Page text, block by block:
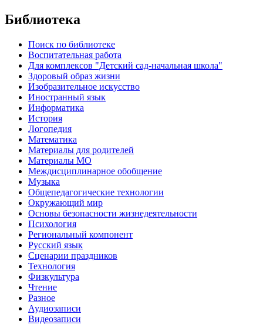
Библиотека
Поиск по библиотеке
Воспитательная работа
Для комплексов "Детский сад-начальная школа"
Здоровый образ жизни
Изобразительное искусство
Иностранный язык
Информатика
История
Логопедия
Математика
Материалы для родителей
Материалы МО
Междисциплинарное обобщение
Музыка
Общепедагогические технологии
Окружающий мир
Основы безопасности жизнедеятельности
Психология
Региональный компонент
Русский язык
Сценарии праздников
Технология
Физкультура
Чтение
Разное
Аудиозаписи
Видеозаписи